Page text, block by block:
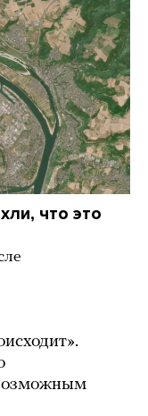
что это